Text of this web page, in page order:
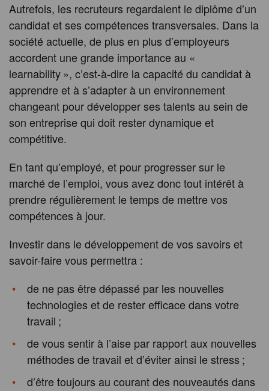
Autrefois, les recruteurs regardaient le diplôme d’un
candidat et ses compétences transversales. Dans la
société actuelle, de plus en plus d’employeurs
accordent une grande importance au «
learnability », c’est-à-dire la capacité du candidat à
apprendre et à s’adapter à un environnement
changeant pour développer ses talents au sein de
son entreprise qui doit rester dynamique et
compétitive.
En tant qu’employé, et pour progresser sur le
marché de l’emploi, vous avez donc tout intérêt à
prendre régulièrement le temps de mettre vos
compétences à jour.
Investir dans le développement de vos savoirs et
savoir-faire vous permettra :
de ne pas être dépassé par les nouvelles
technologies et de rester efficace dans votre
travail ;
de vous sentir à l’aise par rapport aux nouvelles
méthodes de travail et d’éviter ainsi le stress ;
d’être toujours au courant des nouveautés dans